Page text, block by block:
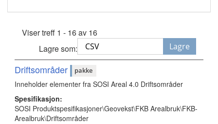
Viser treff 1 - 16 av 16
Lagre som:
Lagre
Driftsområder pakke
Inneholder elementer fra SOSI Areal 4.0 Driftsområder
Spesifikasjon:
SOSI Produktspesifikasjoner\Geovekst\FKB Arealbruk\FKB-
Arealbruk\Driftsområder